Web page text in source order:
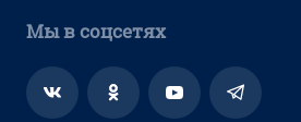
Мы в соцсетях